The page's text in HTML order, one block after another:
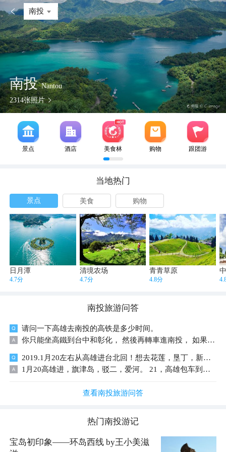
 南投
南投Nantou
2314张照片
景点 酒店 美食林 购物 跟团游
当地热门
景点 美食 购物
日月潭
4.7分
清境农场
4.7分
青青草原
4.8分
南投旅游问答
请问一下高雄去南投的高铁是多少时间。
你只能坐高鐵到台中和彰化， 然後再轉車進南投， 如果是南投市中心埔里的話前後大概 3個小時
2019.1月20左右从高雄进台北回！想去花莲，垦丁，新北，南投，台中，不想太劳累，十日以上行程！
1月20高雄进，旗津岛，驳二，爱河。 21，高雄包车到垦丁，游玩垦丁景点。 22，垦丁包车或者拼车到花莲，走山线或者海线。 23，花莲一日游，太鲁阁，清水断崖，七星潭，晚上乘坐台铁到瑞芳，再到九份民宿。 24，九份，平溪线，晚上台铁到台北。 25，南投，不管您是到日月潭还是清境农场，从台北过去都要往返2天时间，台北乘坐台铁或者高铁到台中，乘坐南投客运到日月潭或者清境农场，如果是去日月潭，日月潭有巴士直接返回台北，清境农场没有直接返回的，还是需要到台中乘坐高铁或者台铁到台北。 26，士林官邸，故宫，再到北投温泉酒店，这是一趟线，乘坐台北捷运红色信义线就可以。 27，北投景点，再到淡水逛逛，最后返回台北。 2829，台北景点，返回。 如果您不想太劳累，游玩天数必须要12，3日左右，最好您是台北进出，或者高雄进出，这样您到南投就不会走回头路，而且时间不会赶。
查看南投旅游问答
热门南投游记
宝岛初印象——环岛西线 by王小美滋